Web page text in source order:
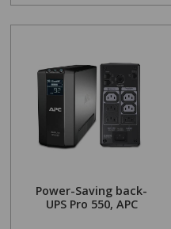
Power-Saving back-
UPS Pro 550, APC